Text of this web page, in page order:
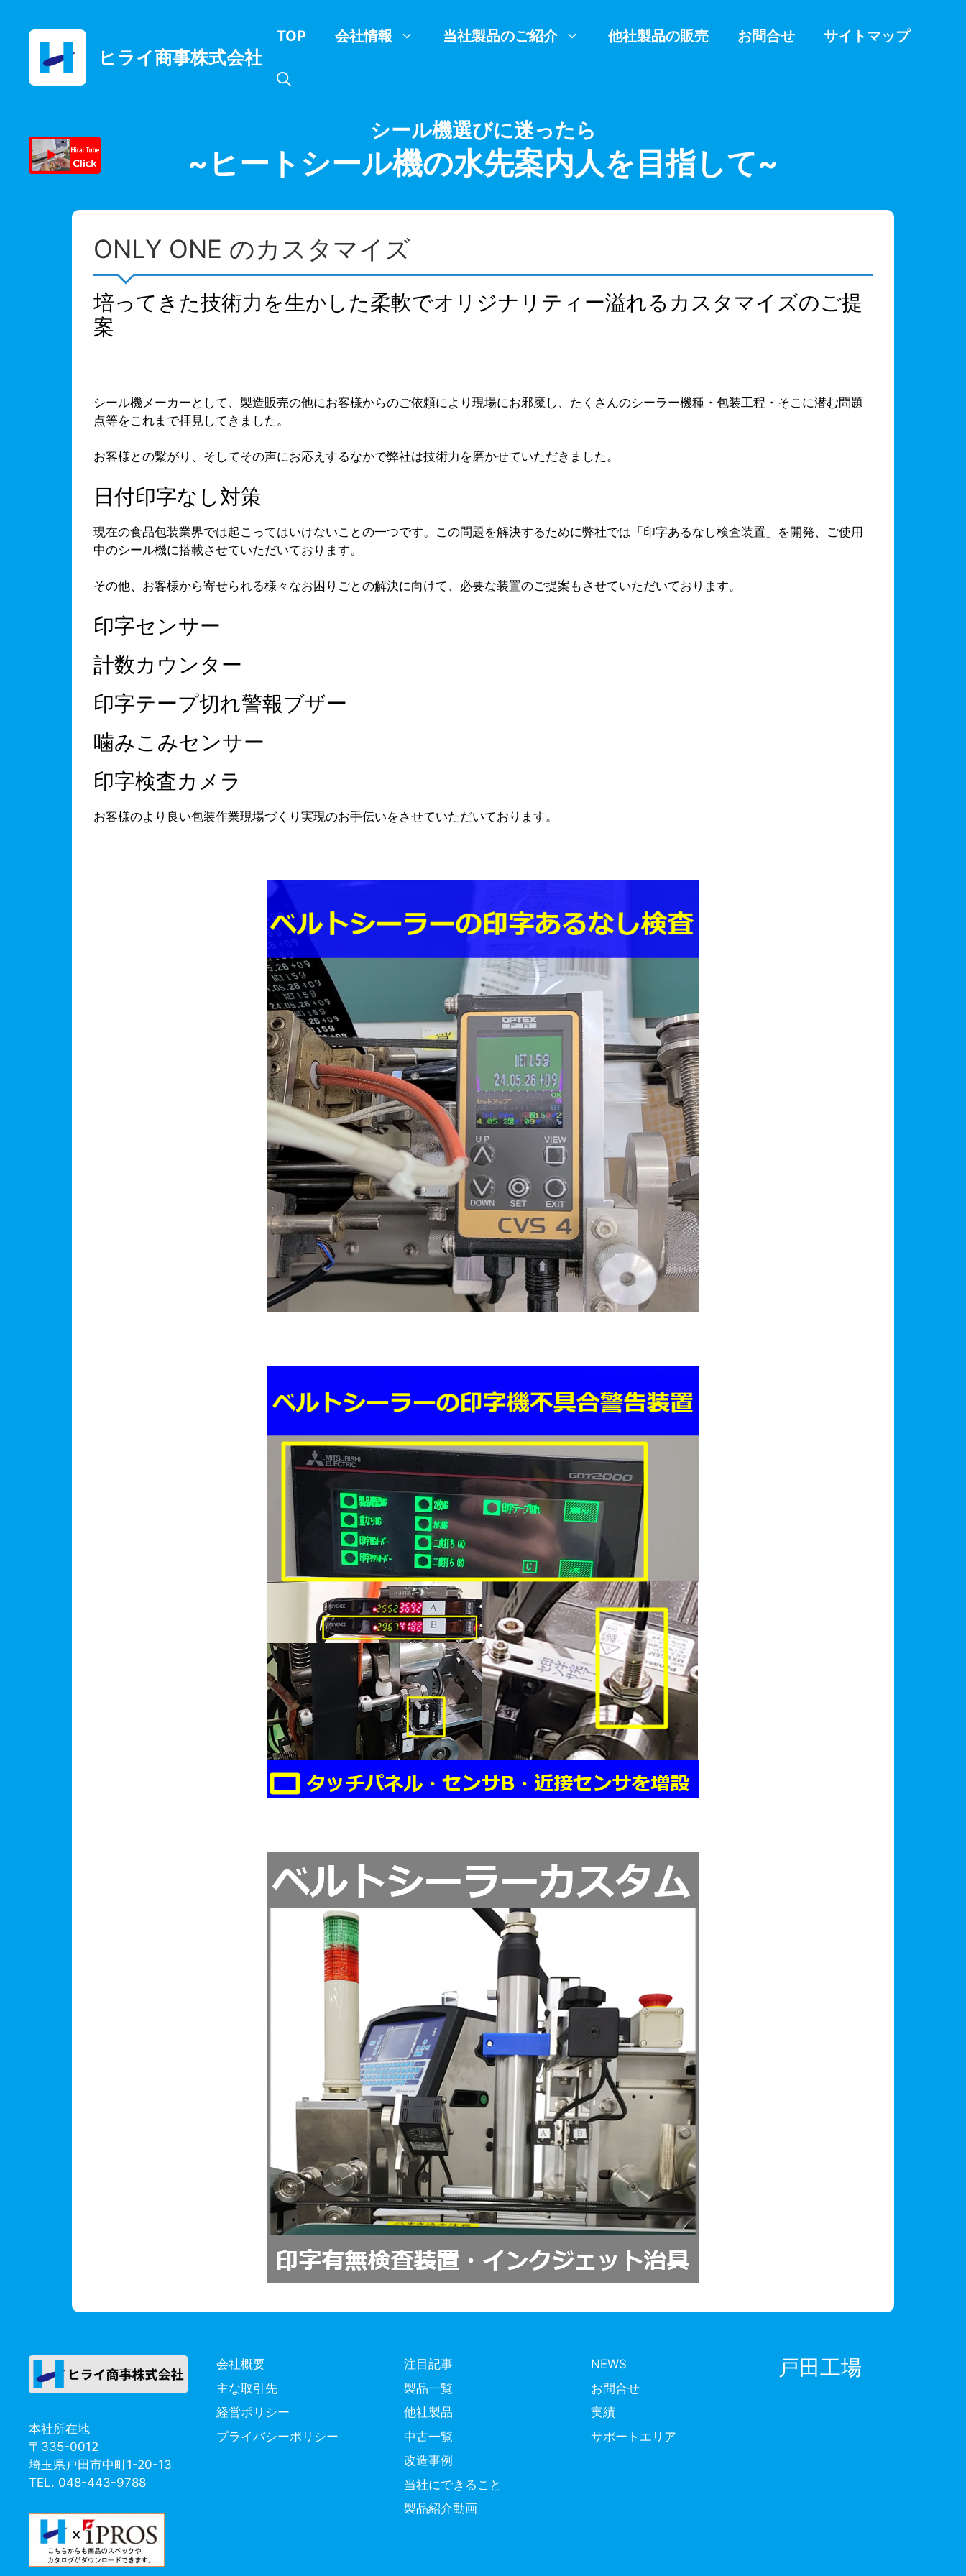
ヒライ商事株式会社
TOP 会社情報 当社製品のご紹介 他社製品の販売 お問合せ サイトマップ
シール機選びに迷ったら
~ヒートシール機の水先案内人を目指して~
ONLY ONE のカスタマイズ
培ってきた技術力を生かした柔軟でオリジナリティー溢れるカスタマイズのご提
案
シール機メーカーとして、製造販売の他にお客様からのご依頼により現場にお邪魔し、たくさんのシーラー機種・包装工程・そこに潜む問題
点等をこれまで拝見してきました。
お客様との繋がり、そしてその声にお応えするなかで弊社は技術力を磨かせていただきました。
日付印字なし対策
現在の食品包装業界では起こってはいけないことの一つです。この問題を解決するために弊社では「印字あるなし検査装置」を開発、ご使用
中のシール機に搭載させていただいております。
その他、お客様から寄せられる様々なお困りごとの解決に向けて、必要な装置のご提案もさせていただいております。
印字センサー
計数カウンター
印字テープ切れ警報ブザー
噛みこみセンサー
印字検査カメラ
お客様のより良い包装作業現場づくり実現のお手伝いをさせていただいております。
本社所在地
〒335-0012
埼玉県戸田市中町1-20-13
TEL. 048-443-9788
会社概要
主な取引先
経営ポリシー
プライバシーポリシー
注目記事
製品一覧
他社製品
中古一覧
改造事例
当社にできること
製品紹介動画
NEWS
お問合せ
実績
サポートエリア
戸田工場